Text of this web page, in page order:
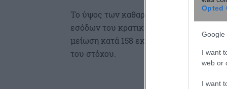
Opted
Google
I want
web or
I want
Το ύψος των καθαρών
εσόδων του κρατικού προϋπολογισμού
μείωση κατά 158 εκατ. ευρώ ή 0,3% έναντι
του στόχου.